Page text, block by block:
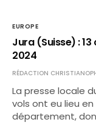
EUROPE
Jura (Suisse) :
2024
RÉDACTION
La presse locale
vols ont eu lieu
département,